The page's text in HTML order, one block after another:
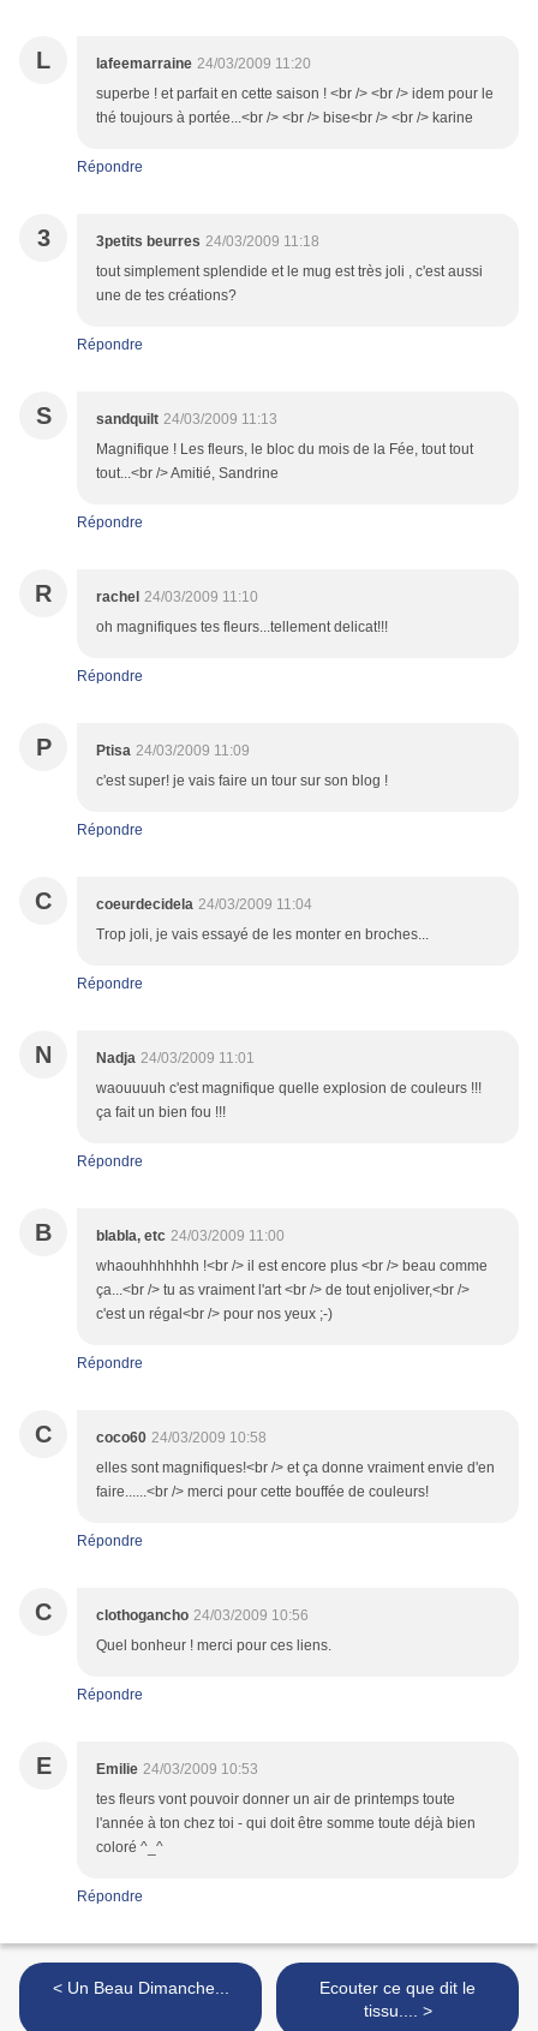
L lafeemarraine 24/03/2009 11:20
superbe ! et parfait en cette saison ! <br /> <br /> idem pour le
thé toujours à portée...<br /> <br /> bise<br /> <br /> karine
Répondre
3 3petits beurres 24/03/2009 11:18
tout simplement splendide et le mug est très joli , c'est aussi
une de tes créations?
Répondre
S sandquilt 24/03/2009 11:13
Magnifique ! Les fleurs, le bloc du mois de la Fée, tout tout
tout...<br /> Amitié, Sandrine
Répondre
R rachel 24/03/2009 11:10
oh magnifiques tes fleurs...tellement delicat!!!
Répondre
P Ptisa 24/03/2009 11:09
c'est super! je vais faire un tour sur son blog !
Répondre
C coeurdecidela 24/03/2009 11:04
Trop joli, je vais essayé de les monter en broches...
Répondre
N Nadja 24/03/2009 11:01
waouuuuh c'est magnifique quelle explosion de couleurs !!!
ça fait un bien fou !!!
Répondre
B blabla, etc 24/03/2009 11:00
whaouhhhhhhh !<br /> il est encore plus <br /> beau comme
ça...<br /> tu as vraiment l'art <br /> de tout enjoliver,<br />
c'est un régal<br /> pour nos yeux ;-)
Répondre
C coco60 24/03/2009 10:58
elles sont magnifiques!<br /> et ça donne vraiment envie d'en
faire......<br /> merci pour cette bouffée de couleurs!
Répondre
C clothogancho 24/03/2009 10:56
Quel bonheur ! merci pour ces liens.
Répondre
E Emilie 24/03/2009 10:53
tes fleurs vont pouvoir donner un air de printemps toute
l'année à ton chez toi - qui doit être somme toute déjà bien
coloré ^_^
Répondre
< Un Beau Dimanche...
Ecouter ce que dit le
tissu.... >